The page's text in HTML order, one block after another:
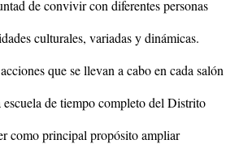
de convivir con diferentes personas
culturales, variadas y dinámicas.
que se llevan a cabo en cada salón
escuela de tiempo completo del Distrito
como principal propósito ampliar